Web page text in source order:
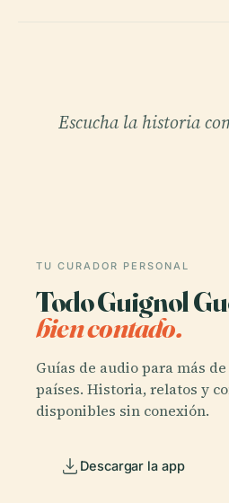
Escucha la historia
TU CURADOR PERSONAL
Todo Guignol
bien contado.
Guías de audio para más de
países. Historia, relatos y
disponibles sin conexión.
Descargar la app